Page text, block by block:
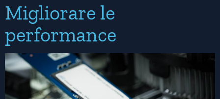
Migliorare le
performance